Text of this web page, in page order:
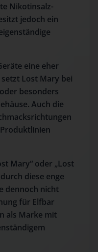
Nikotinsalz-
jedoch ein
eine eher
Lost Mary bei
besonders
Auch die
Mary“ oder „Lost
diese enge
dennoch nicht
für Elfbar
als Marke mit